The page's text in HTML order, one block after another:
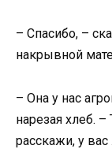
– Спасибо, –
накрывной
– Она у нас
нарезая хлеб.
расскажи, у